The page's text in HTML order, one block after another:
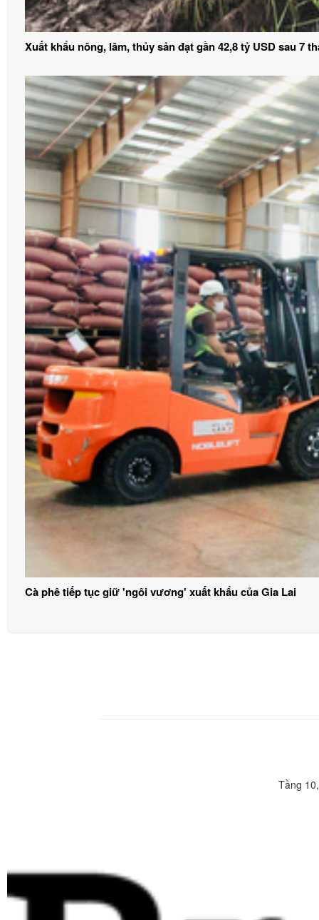
Xuất khẩu nông, lâm, thủy sản đạt gần 42,8 tỷ USD sau 7
Cà phê tiếp tục giữ 'ngôi vương' xuất khẩu của Gia Lai
Tầng